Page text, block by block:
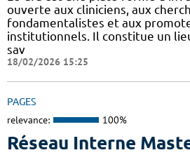
ouverte aux cliniciens, aux
fondamentalistes et aux
institutionnels. Il constitue un
sav
18/02/2026 15:25
PAGES
relevance: 100%
Réseau Interne